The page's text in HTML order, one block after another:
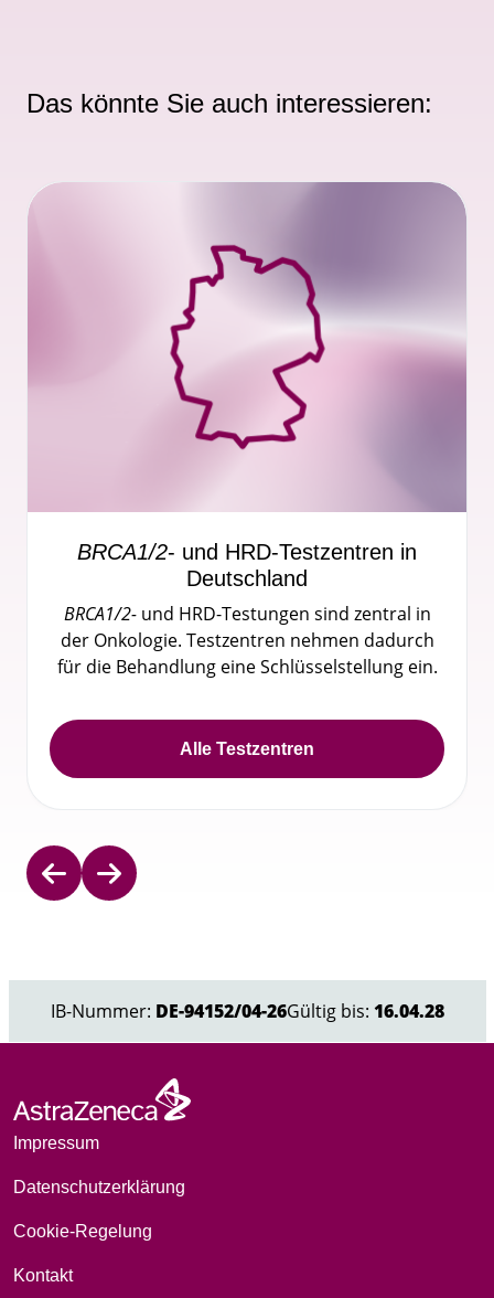
Das könnte Sie auch interessieren:
BRCA1/2- und HRD-Testzentren in
Deutschland
BRCA1/2-und HRD-Testungen sind zentral in
der Onkologie. Testzentren nehmen dadurch
für die Behandlung eine Schlüsselstellung ein.
Alle Testzentren
IB-Nummer: DE-94152/04-26Gültig bis: 16.04.28
Impressum
Datenschutzerklärung
Cookie-Regelung
Kontakt